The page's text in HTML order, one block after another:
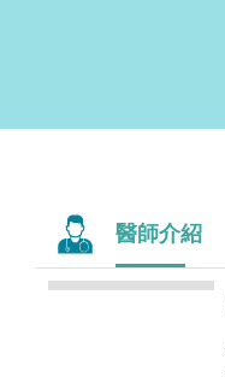
醫師介紹